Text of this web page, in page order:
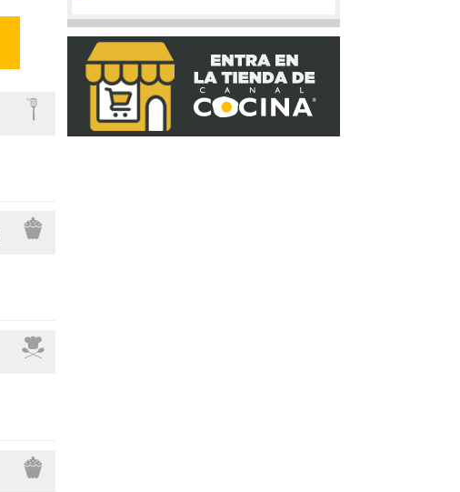
Crema de boletus y huevo de codorniz